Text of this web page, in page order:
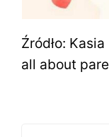
Źródło:
all about